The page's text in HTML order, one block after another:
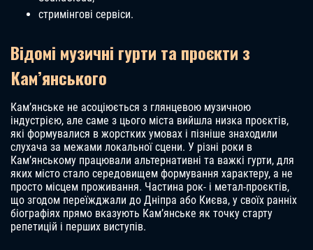
стримінгові сервіси.
Відомі музичні гурти та проєкти з
Кам’янського
Кам’янське не асоціюється з глянцевою музичною
індустрією, але саме з цього міста вийшла низка проєктів,
які формувалися в жорстких умовах і пізніше знаходили
слухача за межами локальної сцени. У різні роки в
Кам’янському працювали альтернативні та важкі гурти, для
яких місто стало середовищем формування характеру, а не
просто місцем проживання. Частина рок- і метал-проєктів,
що згодом переїжджали до Дніпра або Києва, у своїх ранніх
біографіях прямо вказують Кам’янське як точку старту
репетицій і перших виступів.